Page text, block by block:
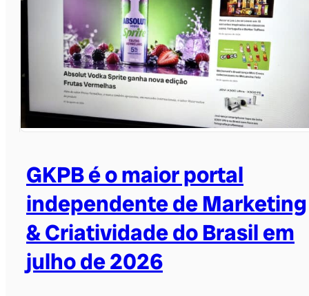
GKPB é o maior portal
independente de Marketing
& Criatividade do Brasil em
julho de 2026